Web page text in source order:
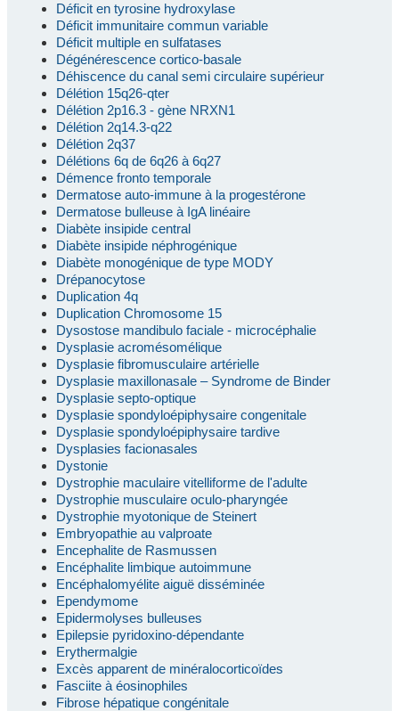
Déficit en tyrosine hydroxylase
Déficit immunitaire commun variable
Déficit multiple en sulfatases
Dégénérescence cortico-basale
Déhiscence du canal semi circulaire supérieur
Délétion 15q26-qter
Délétion 2p16.3 - gène NRXN1
Délétion 2q14.3-q22
Délétion 2q37
Délétions 6q de 6q26 à 6q27
Démence fronto temporale
Dermatose auto-immune à la progestérone
Dermatose bulleuse à IgA linéaire
Diabète insipide central
Diabète insipide néphrogénique
Diabète monogénique de type MODY
Drépanocytose
Duplication 4q
Duplication Chromosome 15
Dysostose mandibulo faciale - microcéphalie
Dysplasie acromésomélique
Dysplasie fibromusculaire artérielle
Dysplasie maxillonasale – Syndrome de Binder
Dysplasie septo-optique
Dysplasie spondyloépiphysaire congenitale
Dysplasie spondyloépiphysaire tardive
Dysplasies facionasales
Dystonie
Dystrophie maculaire vitelliforme de l'adulte
Dystrophie musculaire oculo-pharyngée
Dystrophie myotonique de Steinert
Embryopathie au valproate
Encephalite de Rasmussen
Encéphalite limbique autoimmune
Encéphalomyélite aiguë disséminée
Ependymome
Epidermolyses bulleuses
Epilepsie pyridoxino-dépendante
Erythermalgie
Excès apparent de minéralocorticoïdes
Fasciite à éosinophiles
Fibrose hépatique congénitale